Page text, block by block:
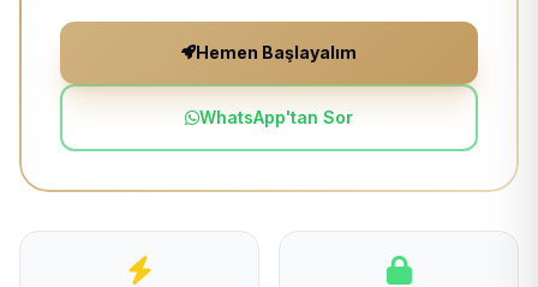
Hemen Başlayalım
WhatsApp'tan Sor